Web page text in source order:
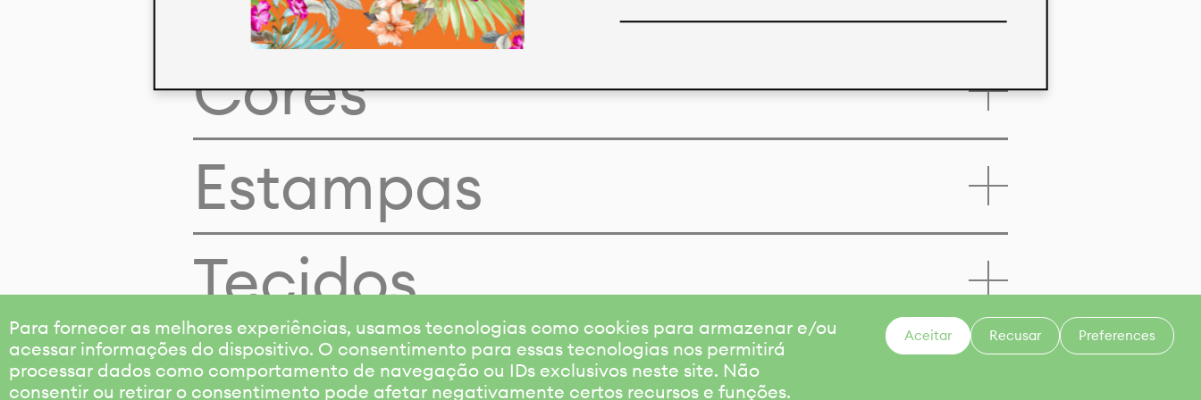
Para fornecer as melhores experiências, usamos tecnologias como cookies para armazenar e/ou
acessar informações do dispositivo. O consentimento para essas tecnologias nos permitirá
processar dados como comportamento de navegação ou IDs exclusivos neste site. Não
consentir ou retirar o consentimento pode afetar negativamente certos recursos e funções.
Aceitar Recusar Preferences
Cores
Estampas
Tecidos